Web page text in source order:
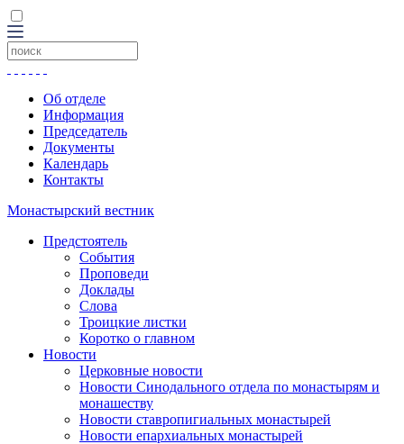
Об отделе
Информация
Председатель
Документы
Календарь
Контакты
Монастырский вестник
Предстоятель
События
Проповеди
Доклады
Слова
Троицкие листки
Коротко о главном
Новости
Церковные новости
Новости Синодального отдела по монастырям и
монашеству
Новости ставропигиальных монастырей
Новости епархиальных монастырей